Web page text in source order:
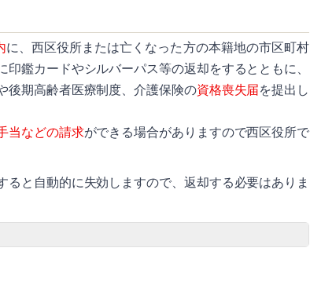
に、西区役所または亡くなった方の本籍地の市区町村
鑑カードやシルバーパス等の返却をするとともに、
後期高齢者医療制度、介護保険の資格喪失届を提出し
当などの請求ができる場合がありますので西区役所で
ると自動的に失効しますので、返却する必要はありま